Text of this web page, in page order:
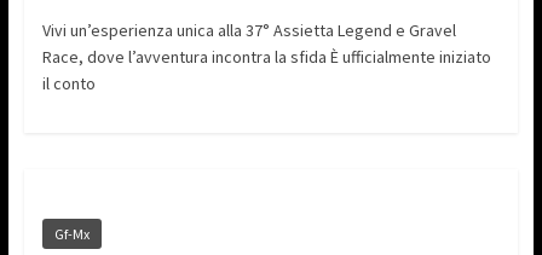
Vivi un’esperienza unica alla 37° Assietta Legend e Gravel
Race, dove l’avventura incontra la sfida È ufficialmente iniziato
il conto
Gf-Mx